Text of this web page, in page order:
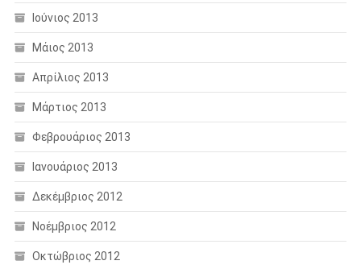
Ιούνιος 2013
Μάιος 2013
Απρίλιος 2013
Μάρτιος 2013
Φεβρουάριος 2013
Ιανουάριος 2013
Δεκέμβριος 2012
Νοέμβριος 2012
Οκτώβριος 2012